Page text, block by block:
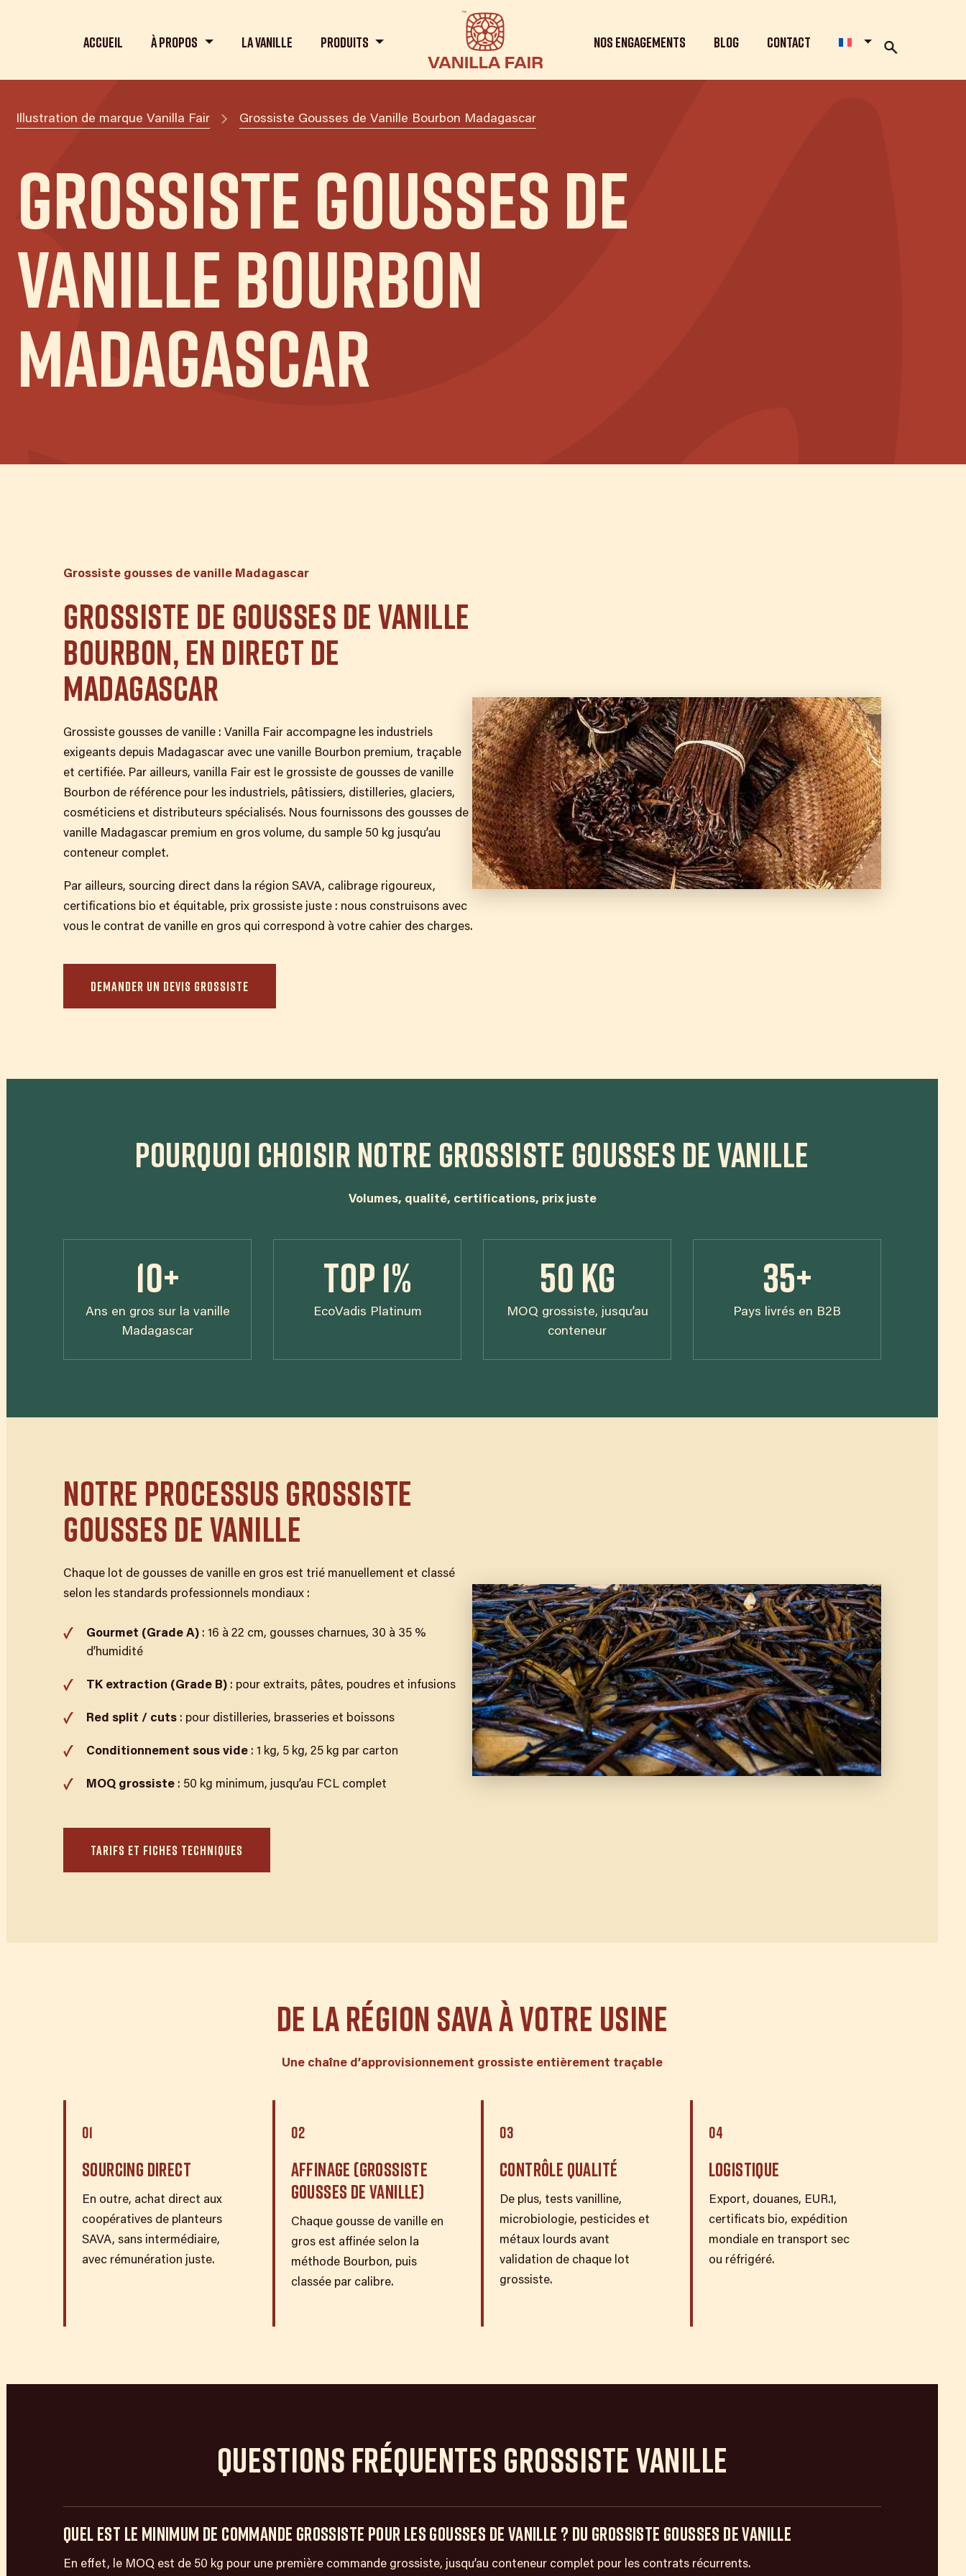
Accueil À propos La Vanille Produits Nos engagements Blog Contact
Illustration de marque Vanilla Fair Grossiste Gousses de Vanille Bourbon Madagascar
Grossiste Gousses de
Vanille Bourbon
Madagascar
Grossiste gousses de vanille Madagascar
GROSSISTE DE GOUSSES DE VANILLE
BOURBON, EN DIRECT DE
MADAGASCAR
Grossiste gousses de vanille : Vanilla Fair accompagne les industriels
exigeants depuis Madagascar avec une vanille Bourbon premium, traçable
et certifiée. Par ailleurs, vanilla Fair est le grossiste de gousses de vanille
Bourbon de référence pour les industriels, pâtissiers, distilleries, glaciers,
cosméticiens et distributeurs spécialisés. Nous fournissons des gousses de
vanille Madagascar premium en gros volume, du sample 50 kg jusqu’au
conteneur complet.
Par ailleurs, sourcing direct dans la région SAVA, calibrage rigoureux,
certifications bio et équitable, prix grossiste juste : nous construisons avec
vous le contrat de vanille en gros qui correspond à votre cahier des charges.
DEMANDER UN DEVIS GROSSISTE
POURQUOI CHOISIR NOTRE GROSSISTE GOUSSES DE VANILLE
Volumes, qualité, certifications, prix juste
10+
Ans en gros sur la vanille
Madagascar
Top 1%
EcoVadis Platinum
50 kg
MOQ grossiste, jusqu’au
conteneur
35+
Pays livrés en B2B
NOTRE PROCESSUS GROSSISTE
GOUSSES DE VANILLE
Chaque lot de gousses de vanille en gros est trié manuellement et classé
selon les standards professionnels mondiaux :
Gourmet (Grade A) : 16 à 22 cm, gousses charnues, 30 à 35 %
d’humidité
TK extraction (Grade B) : pour extraits, pâtes, poudres et infusions
Red split / cuts : pour distilleries, brasseries et boissons
Conditionnement sous vide : 1 kg, 5 kg, 25 kg par carton
MOQ grossiste : 50 kg minimum, jusqu’au FCL complet
TARIFS ET FICHES TECHNIQUES
DE LA RÉGION SAVA À VOTRE USINE
Une chaîne d’approvisionnement grossiste entièrement traçable
01
SOURCING DIRECT
En outre, achat direct aux
coopératives de planteurs
SAVA, sans intermédiaire,
avec rémunération juste.
02
AFFINAGE (GROSSISTE
GOUSSES DE VANILLE)
Chaque gousse de vanille en
gros est affinée selon la
méthode Bourbon, puis
classée par calibre.
03
CONTRÔLE QUALITÉ
De plus, tests vanilline,
microbiologie, pesticides et
métaux lourds avant
validation de chaque lot
grossiste.
04
LOGISTIQUE
Export, douanes, EUR.1,
certificats bio, expédition
mondiale en transport sec
ou réfrigéré.
QUESTIONS FRÉQUENTES GROSSISTE VANILLE
QUEL EST LE MINIMUM DE COMMANDE GROSSISTE POUR LES GOUSSES DE VANILLE ? DU GROSSISTE GOUSSES DE VANILLE
En effet, le MOQ est de 50 kg pour une première commande grossiste, jusqu’au conteneur complet pour les contrats récurrents.